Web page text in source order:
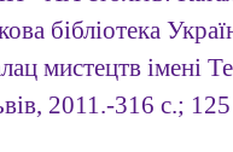
бібліотека
мистецтв імені
2011.-316 с.; 125